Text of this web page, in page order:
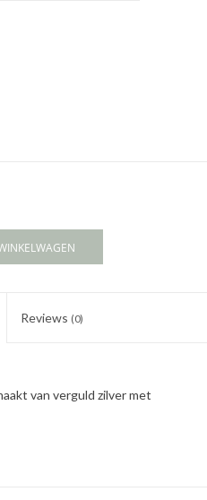
Reviews (0)
van verguld zilver met